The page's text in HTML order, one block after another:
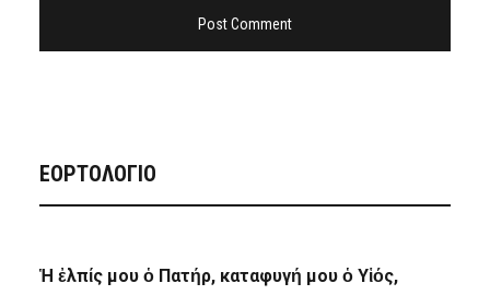
ΕΟΡΤΟΛΟΓΙΟ
Ἡ ἐλπίς μου ὁ Πατήρ, καταφυγή μου ὁ Υἱός,